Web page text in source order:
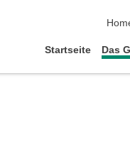
Startseite Das